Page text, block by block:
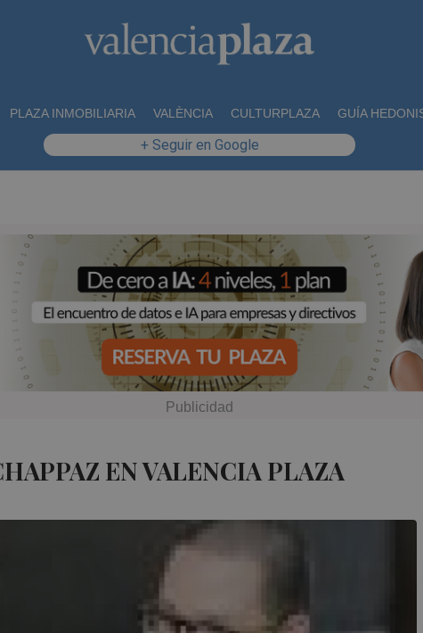
PLAZA INMOBILIARIA VALÈNCIA CULTURPLAZA GUÍA
+ Seguir en Google
EN VALENCIA PLAZA